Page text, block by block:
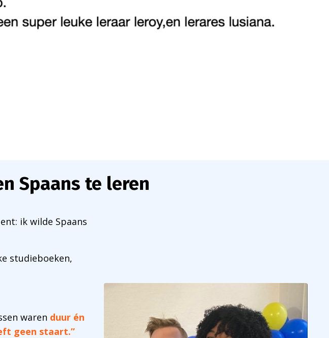
Spaans te leren
ik wilde Spaans
studieboeken,
waren duur én
geen staart.”